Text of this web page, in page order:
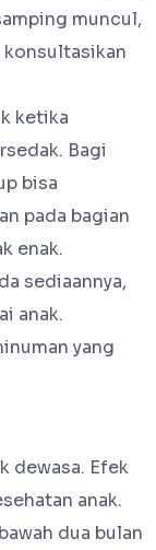
muncul,
ketika
Bagi
bisa
pada bagian
enak.
sediaannya,
anak.
yang
dewasa. Efek
anak.
dua bulan